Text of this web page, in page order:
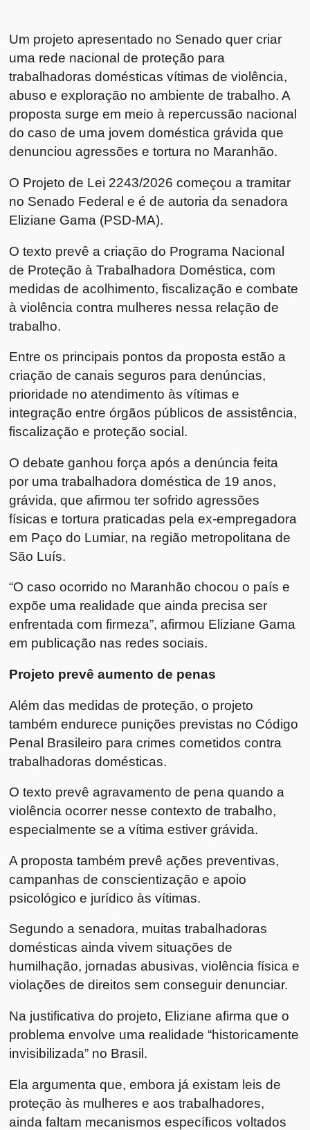
Um projeto apresentado no Senado quer criar
uma rede nacional de proteção para
trabalhadoras domésticas vítimas de violência,
abuso e exploração no ambiente de trabalho. A
proposta surge em meio à repercussão nacional
do caso de uma jovem doméstica grávida que
denunciou agressões e tortura no Maranhão.
O Projeto de Lei 2243/2026 começou a tramitar
no Senado Federal e é de autoria da senadora
Eliziane Gama (PSD-MA).
O texto prevê a criação do Programa Nacional
de Proteção à Trabalhadora Doméstica, com
medidas de acolhimento, fiscalização e combate
à violência contra mulheres nessa relação de
trabalho.
Entre os principais pontos da proposta estão a
criação de canais seguros para denúncias,
prioridade no atendimento às vítimas e
integração entre órgãos públicos de assistência,
fiscalização e proteção social.
O debate ganhou força após a denúncia feita
por uma trabalhadora doméstica de 19 anos,
grávida, que afirmou ter sofrido agressões
físicas e tortura praticadas pela ex-empregadora
em Paço do Lumiar, na região metropolitana de
São Luís.
“O caso ocorrido no Maranhão chocou o país e
expõe uma realidade que ainda precisa ser
enfrentada com firmeza”, afirmou Eliziane Gama
em publicação nas redes sociais.
Projeto prevê aumento de penas
Além das medidas de proteção, o projeto
também endurece punições previstas no Código
Penal Brasileiro para crimes cometidos contra
trabalhadoras domésticas.
O texto prevê agravamento de pena quando a
violência ocorrer nesse contexto de trabalho,
especialmente se a vítima estiver grávida.
A proposta também prevê ações preventivas,
campanhas de conscientização e apoio
psicológico e jurídico às vítimas.
Segundo a senadora, muitas trabalhadoras
domésticas ainda vivem situações de
humilhação, jornadas abusivas, violência física e
violações de direitos sem conseguir denunciar.
Na justificativa do projeto, Eliziane afirma que o
problema envolve uma realidade “historicamente
invisibilizada” no Brasil.
Ela argumenta que, embora já existam leis de
proteção às mulheres e aos trabalhadores,
ainda faltam mecanismos específicos voltados